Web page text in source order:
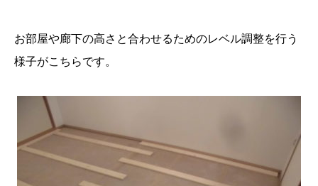
お部屋や廊下の高さと合わせるためのレベル調整を行う
様子がこちらです。